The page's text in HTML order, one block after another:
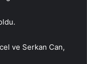
ve Serkan Can,